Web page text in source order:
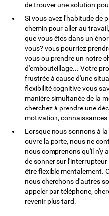
de trouver une solution
Si vous avez l'habitude de
chemin pour aller au
que vous êtes dans un
vous? vous pourriez
vous ou prendre un notre
d'embouteillage... Votre
frustrée à cause d'une
flexibilité cognitive vous
manière simultanée de la
cherchez à prendre une
motivation, connaissances
Lorsque nous sonnons à
ouvre la porte, nous ne
nous comprenons qu'il n'y
de sonner sur
être flexible mentalement.
nous cherchons d'autres
appeler par téléphone,
revenir plus tard.